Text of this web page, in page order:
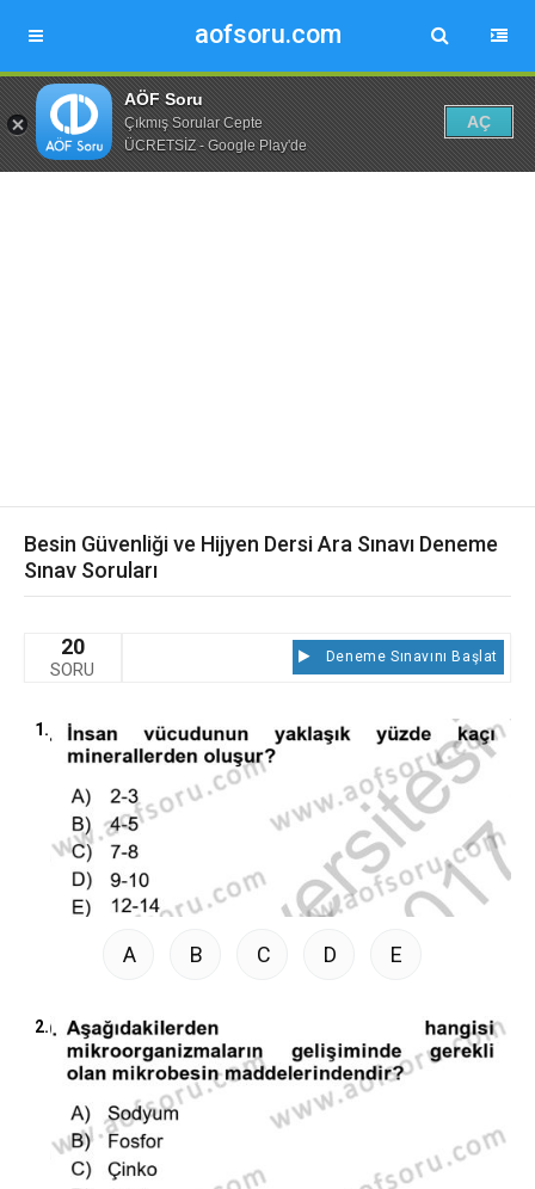
aofsoru.com
AÖF Soru
Çıkmış Sorular Cepte
ÜCRETSİZ - Google Play'de
AÇ
Besin Güvenliği ve Hijyen Dersi Ara Sınavı Deneme
Sınav Soruları
20
SORU
Deneme Sınavını Başlat
1.
A B C D E
2.